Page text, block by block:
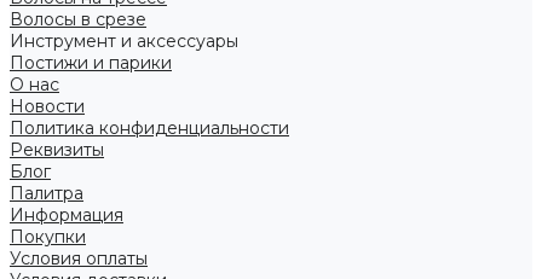
Волосы в срезе
Инструмент и аксессуары
Постижи и парики
О нас
Новости
Политика конфиденциальности
Реквизиты
Блог
Палитра
Информация
Покупки
Условия оплаты